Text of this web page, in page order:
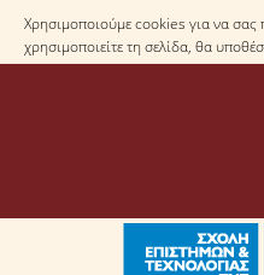
Χρησιμοποιούμε cookies για να σας
χρησιμοποιείτε τη σελίδα, θα